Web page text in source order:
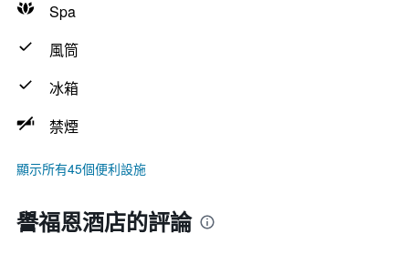
Spa
風筒
冰箱
禁煙
顯示所有45個便利設施
譽福恩酒店的評論